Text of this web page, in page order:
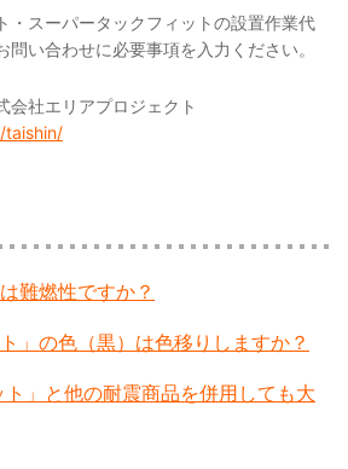
・スーパータックフィットの設置作業代
い合わせに必要事項を入力ください。
会社エリアプロジェクト
taishin/
難燃性ですか？
」の色（黒）は色移りしますか？
ト」と他の耐震商品を併用しても大